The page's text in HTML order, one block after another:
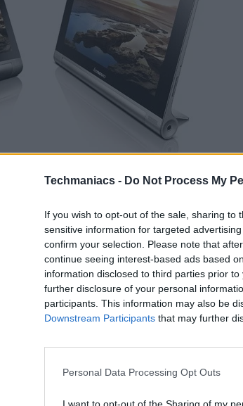
Techmaniacs - Do Not Process My
If you wish to opt-out of the sale, sharing
sensitive information for targeted
confirm your selection. Please note that
continue seeing interest-based ads based
information disclosed to third parties prior
further disclosure of your personal
participants. This information may also be
Downstream Participants that may further
Personal Data Processing Opt Outs
I want to opt-out of the Sharing of my
όχι επίσημα, κάποια νέα tablets από τηLenovoμε
απεικονίζουν δύο νέα tablets της Lenovo,
1,280 x 800, λειτουργικό Android 4.2,
MT8125 στα 1.2GHz.
ανάλυση και χαρακτηριστικά. Στο μόνο που
στα 215 ευρώ και το δεύτερο στα 280.
για να διαβάζετε πρώτοι όλα τα τεχνολογικά